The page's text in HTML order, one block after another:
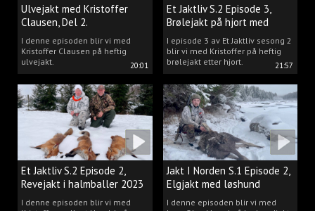
20:01
Ulvejakt med Kristoffer
Clausen, Del 2.
I denne episoden blir vi med
Kristoffer Clausen på heftig
ulvejakt.
21:57
Et Jaktliv S.2 Episode 3,
Brølejakt på hjort med
Kristoffer Clausen
I episode 3 av Et Jaktliv sesong 2
blir vi med Kristoffer på heftig
brølejakt etter hjort.
Et Jaktliv S.2 Episode 2,
Revejakt i halmballer 2023
I denne episoden blir vi med
Jakt I Norden S.1 Episode 2,
Elgjakt med løshund
I denne episoden blir vi med